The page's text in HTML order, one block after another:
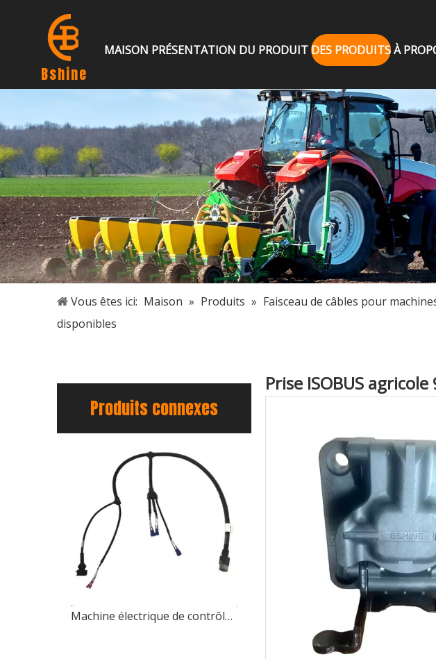
Bshine
MAISON PRÉSENTATION DU PRODUITDES PRODUITSÀ
Vous êtes ici: Maison » Produits » Faisceau de câbles pour
disponibles
Produits connexes
Machine électrique de contrôle industriel électronique, fabricant automatique d'assemblage de câbles à sertir pour ordinateur
Prise ISOBUS